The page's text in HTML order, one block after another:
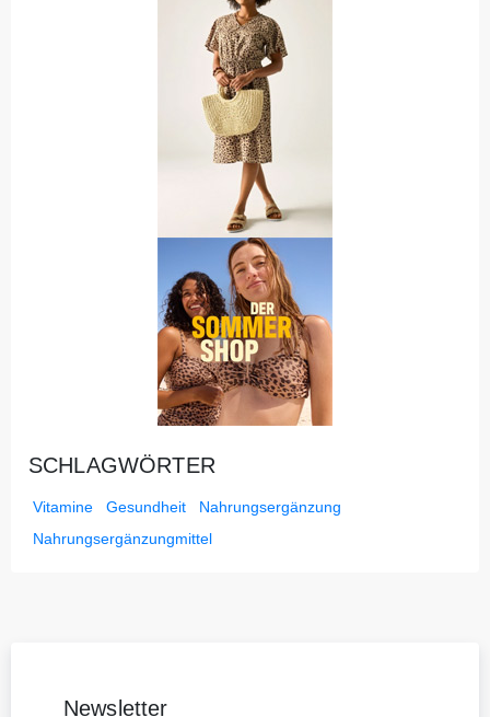
SCHLAGWÖRTER
Vitamine Gesundheit
Nahrungsergänzung
Nahrungsergänzungmittel
Newsletter